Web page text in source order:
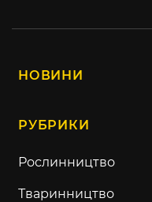
НОВИНИ
РУБРИКИ
Рослинництво
Тваринництво